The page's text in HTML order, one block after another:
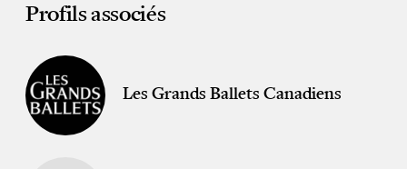
Profils associés
Les Grands Ballets Canadiens